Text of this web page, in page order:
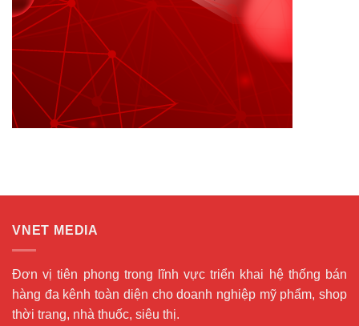
VNET MEDIA
Đơn vị tiên phong trong lĩnh vực triển khai hệ thống bán
hàng đa kênh toàn diện cho doanh nghiệp mỹ phẩm, shop
thời trang, nhà thuốc, siêu thị.